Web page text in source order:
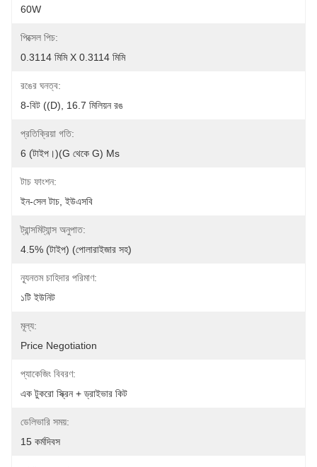
60W
পিক্সেল পিচ:
0.3114 মিমি X 0.3114 মিমি
রঙের ঘনত্ব:
8-বিট ((D), 16.7 মিলিয়ন রঙ
প্রতিক্রিয়া গতি:
6 (টাইপ।)(G ​​থেকে G) Ms
টাচ ফাংশন:
ইন-সেল টাচ, ইউএসবি
ট্রান্সমিট্যান্স অনুপাত:
4.5% (টাইপ) (পোলারাইজার সহ)
ন্যূনতম চাহিদার পরিমাণ:
১টি ইউনিট
মূল্য:
Price Negotiation
প্যাকেজিং বিবরণ:
এক টুকরো স্ক্রিন + ড্রাইভার কিট
ডেলিভারি সময়:
15 কর্মদিবস